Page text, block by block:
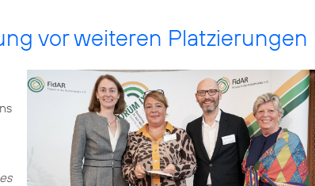
vor weiteren Platzierungen